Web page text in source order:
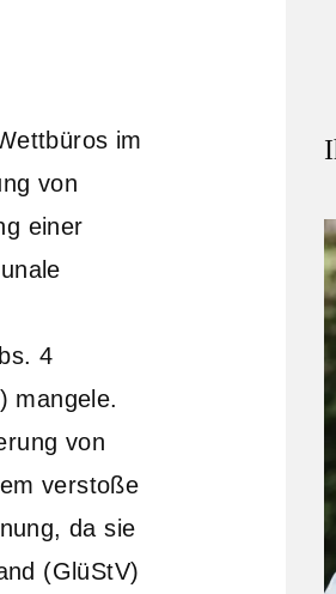
im
von
einer
4
mangele.
von
verstoße
da sie
(GlüStV)